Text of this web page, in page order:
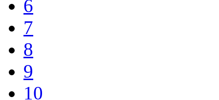
6
7
8
9
10